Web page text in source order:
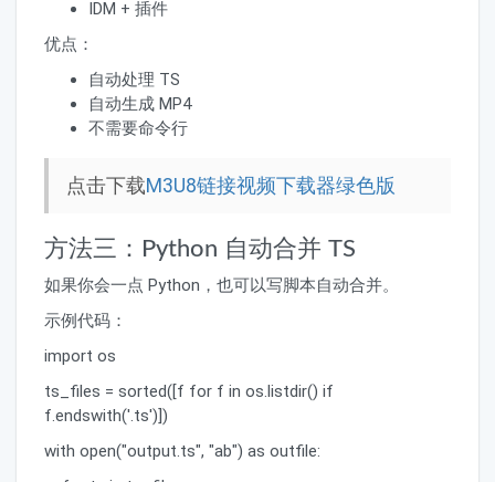
IDM + 插件
优点：
自动处理 TS
自动生成 MP4
不需要命令行
点击下载M3U8链接视频下载器绿色版
方法三：Python 自动合并 TS
如果你会一点 Python，也可以写脚本自动合并。
示例代码：
import os
ts_files = sorted([f for f in os.listdir() if
f.endswith('.ts')])
with open("output.ts", "ab") as outfile: